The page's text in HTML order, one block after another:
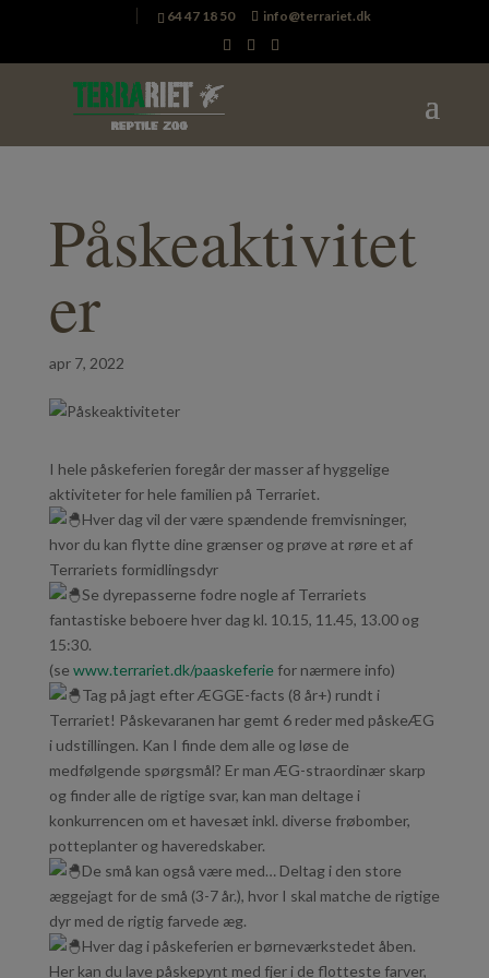
64 47 18 50 info@terrariet.dk
Påskeaktivitet
er
apr 7, 2022
I hele påskeferien foregår der masser af hyggelige
aktiviteter for hele familien på Terrariet.
Hver dag vil der være spændende fremvisninger,
hvor du kan flytte dine grænser og prøve at røre et af
Terrariets formidlingsdyr
Se dyrepasserne fodre nogle af Terrariets
fantastiske beboere hver dag kl. 10.15, 11.45, 13.00 og
15:30.
(se www.terrariet.dk/paaskeferiefor nærmere info)
Tag på jagt efter ÆGGE-facts (8 år+) rundt i
Terrariet! Påskevaranen har gemt 6 reder med påskeÆG
i udstillingen. Kan I finde dem alle og løse de
medfølgende spørgsmål? Er man ÆG-straordinær skarp
og finder alle de rigtige svar, kan man deltage i
konkurrencen om et havesæt inkl. diverse frøbomber,
potteplanter og haveredskaber.
De små kan også være med… Deltag i den store
æggejagt for de små (3-7 år.), hvor I skal matche de rigtige
dyr med de rigtig farvede æg.
Hver dag i påskeferien er børneværkstedet åben.
Her kan du lave påskepynt med fjer i de flotteste farver,